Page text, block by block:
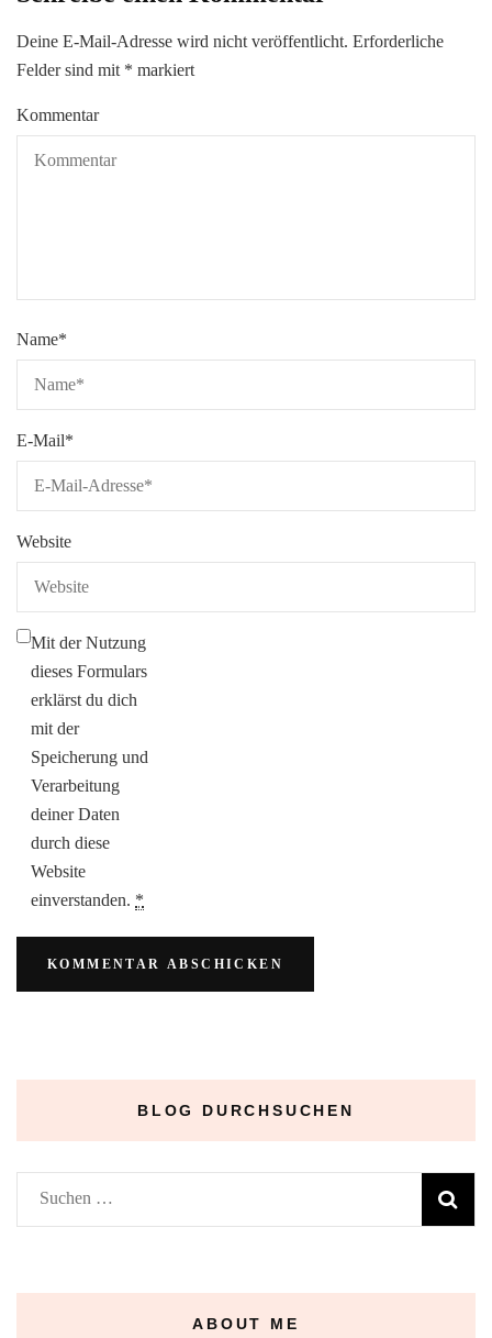
Deine E-Mail-Adresse wird nicht veröffentlicht. Erforderliche
Felder sind mit * markiert
Kommentar
Name*
E-Mail*
Website
Mit der Nutzung
dieses Formulars
erklärst du dich
mit der
Speicherung und
Verarbeitung
deiner Daten
durch diese
Website
einverstanden. *
BLOG DURCHSUCHEN
Suchen
nach:
ABOUT ME